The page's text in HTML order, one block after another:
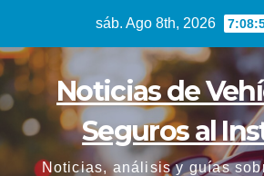
contenido
sáb. Ago 8th, 2026
Noticias de
Seguros al
Noticias, análisis y guías